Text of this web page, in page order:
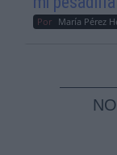
Por María Pérez